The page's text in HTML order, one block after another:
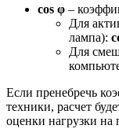
cos φ –
Для
лампа):
Для
Если пренебречь
техники, расчет
оценки нагрузки на